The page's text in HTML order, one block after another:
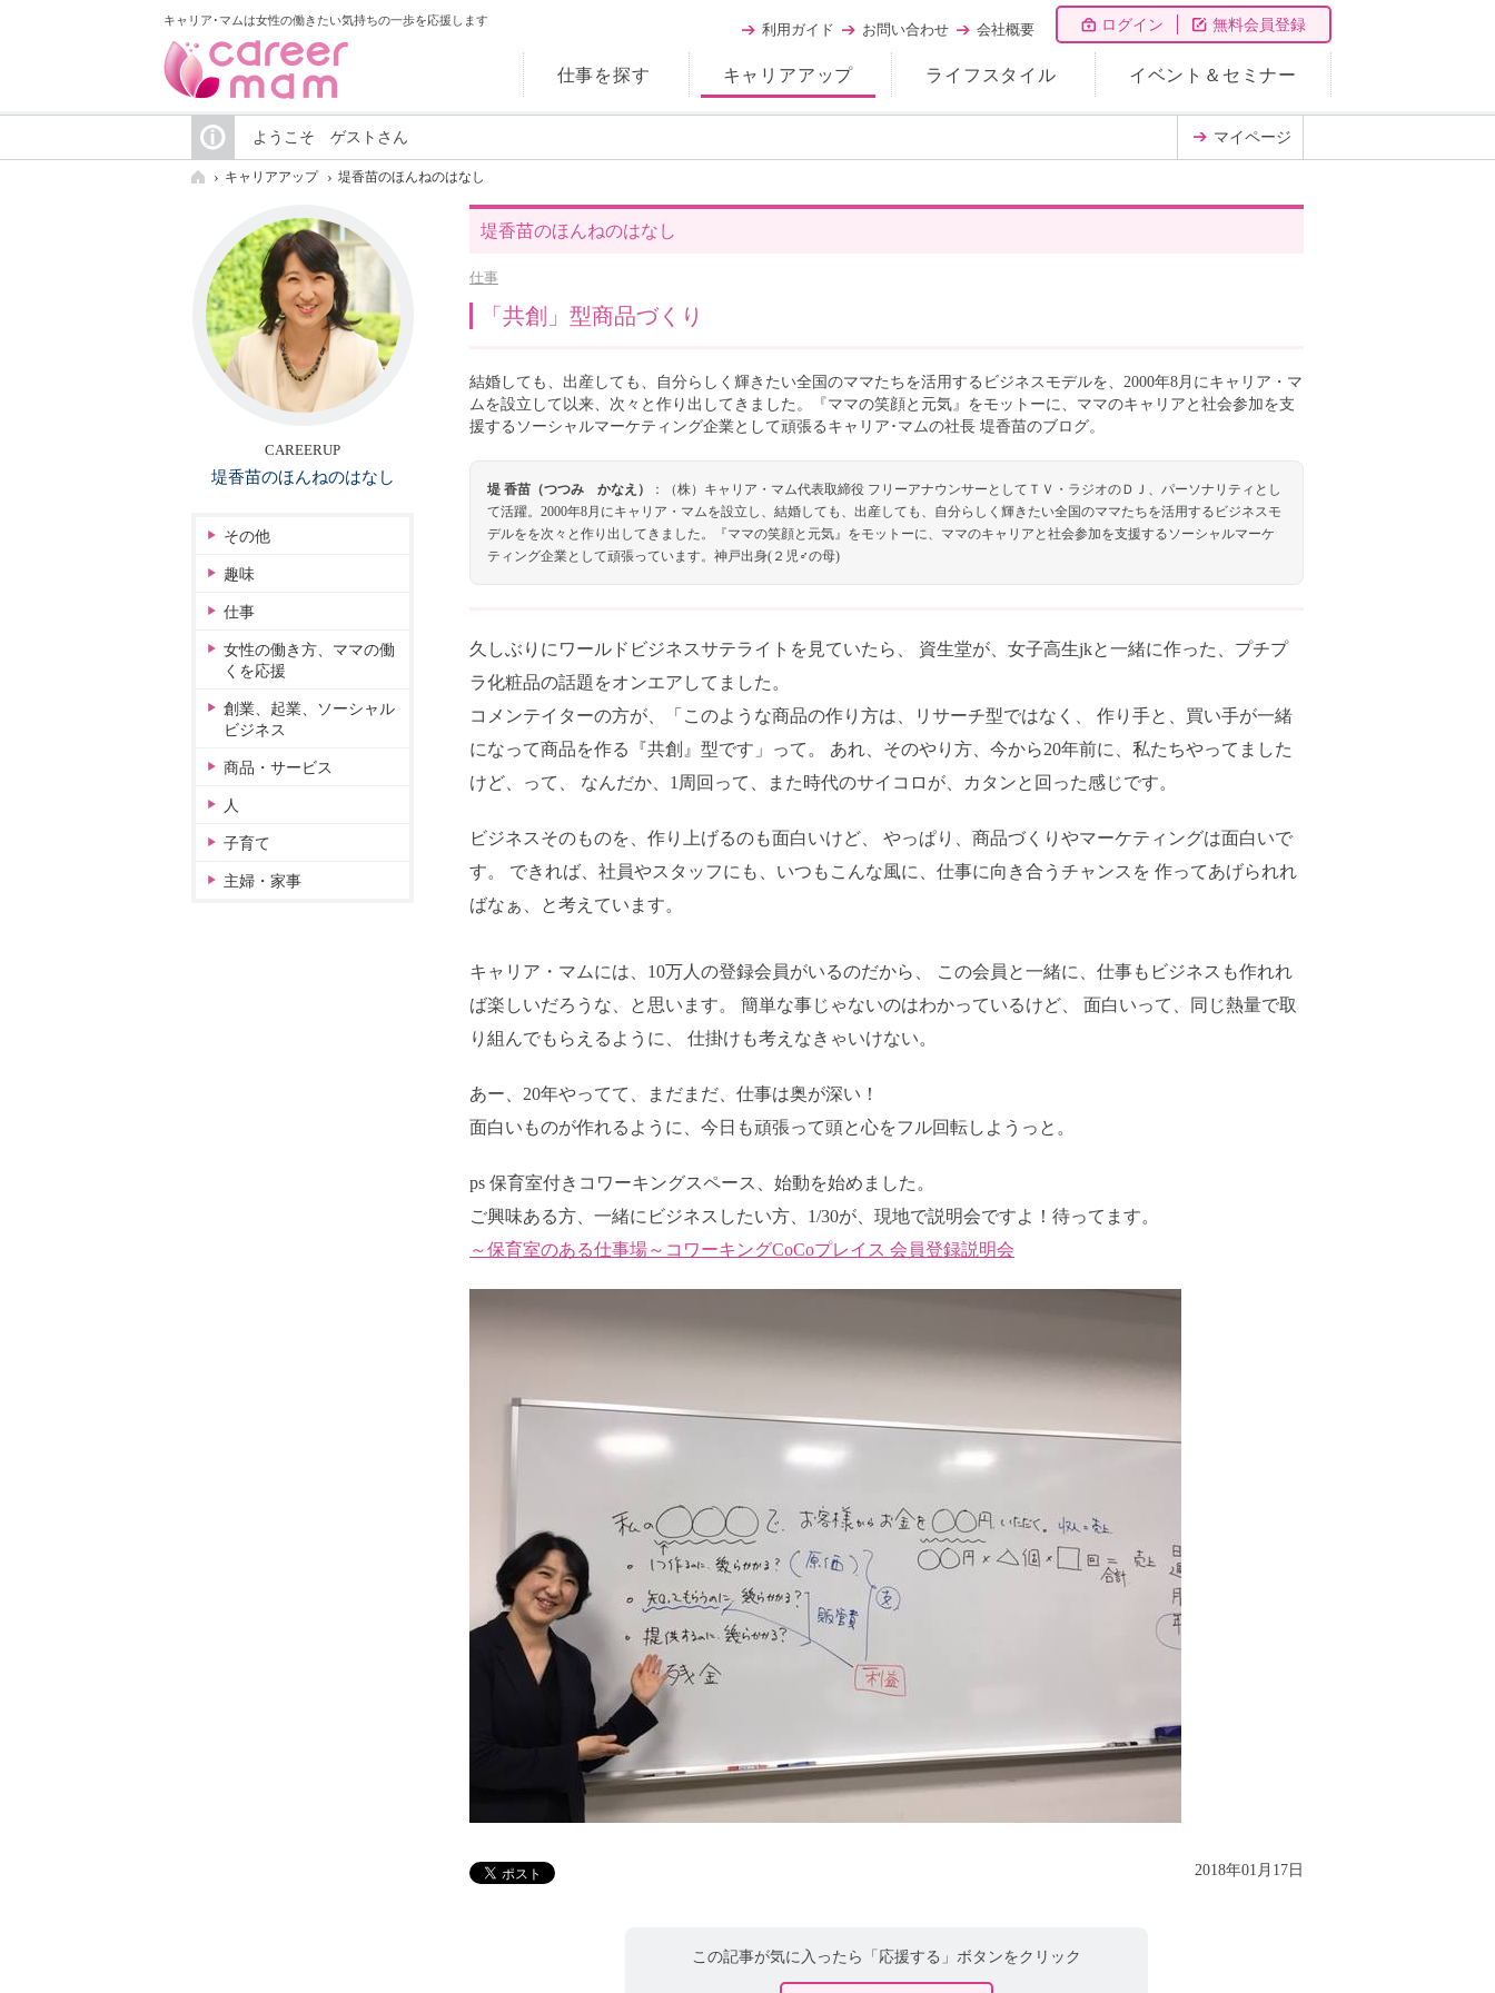
キャリア･マムは女性の働きたい気持ちの一歩を応援します ログイン 無料会員登録
仕事を探す キャリアアップ ライフスタイル イベント＆セミナー
利用ガイド お問い合わせ 会社概要
ようこそ ゲストさん マイページ
キャリアアップ 堤香苗のほんねのはなし
堤香苗のほんねのはなし
仕事
「共創」型商品づくり
結婚しても、出産しても、自分らしく輝きたい全国のママたちを活用するビジネスモデルを、2000年8月にキャリア・マ
ムを設立して以来、次々と作り出してきました。『ママの笑顔と元気』をモットーに、ママのキャリアと社会参加を支
援するソーシャルマーケティング企業として頑張るキャリア･マムの社長 堤香苗のブログ。
堤 香苗（つつみ かなえ）
：（株）キャリア・マム代表取締役 フリーアナウンサーとしてＴＶ・ラジオのＤＪ、パーソナリティとし
て活躍。2000年8月にキャリア・マムを設立し、結婚しても、出産しても、自分らしく輝きたい全国のママたちを活用するビジネスモ
デルをを次々と作り出してきました。『ママの笑顔と元気』をモットーに、ママのキャリアと社会参加を支援するソーシャルマーケ
ティング企業として頑張っています。神戸出身(２児♂の母)
久しぶりにワールドビジネスサテライトを見ていたら、 資生堂が、女子高生jkと一緒に作った、プチプ
ラ化粧品の話題をオンエアしてました。
コメンテイターの方が、「このような商品の作り方は、リサーチ型ではなく、 作り手と、買い手が一緒
になって商品を作る『共創』型です」って。 あれ、そのやり方、今から20年前に、私たちやってました
けど、って、 なんだか、1周回って、また時代のサイコロが、カタンと回った感じです。
ビジネスそのものを、作り上げるのも面白いけど、 やっぱり、商品づくりやマーケティングは面白いで
す。 できれば、社員やスタッフにも、いつもこんな風に、仕事に向き合うチャンスを 作ってあげられれ
ばなぁ、と考えています。
キャリア・マムには、10万人の登録会員がいるのだから、 この会員と一緒に、仕事もビジネスも作れれ
ば楽しいだろうな、と思います。 簡単な事じゃないのはわかっているけど、 面白いって、同じ熱量で取
り組んでもらえるように、 仕掛けも考えなきゃいけない。
あー、20年やってて、まだまだ、仕事は奥が深い！
面白いものが作れるように、今日も頑張って頭と心をフル回転しようっと。
ps 保育室付きコワーキングスペース、始動を始めました。
ご興味ある方、一緒にビジネスしたい方、1/30が、現地で説明会ですよ！待ってます。
～保育室のある仕事場～コワーキングCoCoプレイス 会員登録説明会
2018年01月17日
この記事が気に入ったら「応援する」ボタンをクリック
CAREERUP
堤香苗のほんねのはなし
その他
趣味
仕事
女性の働き方、ママの働
くを応援
創業、起業、ソーシャル
ビジネス
商品・サービス
人
子育て
主婦・家事